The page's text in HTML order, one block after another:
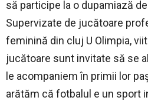
să participe la o dupamiază
Supervizate de jucătoare
feminină din cluj U Olimpia,
jucătoare sunt invitate să se
le acompaniem în primii lor
arătăm că fotbalul e un sport